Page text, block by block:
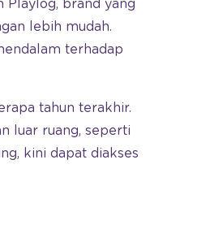
Playlog, brand yang
lebih mudah.
terhadap
tahun terakhir.
luar ruang, seperti
kini dapat diakses